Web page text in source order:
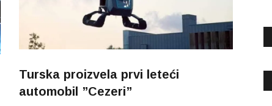
Turska proizvela prvi leteći
automobil ”Cezeri”